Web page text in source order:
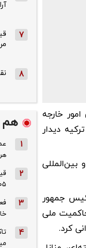
خارجه
دیدار
جمهور
ملی
کرد.
7
8
هم
1
2
3
4